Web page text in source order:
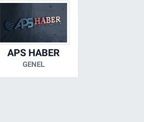
APS HABER
GENEL